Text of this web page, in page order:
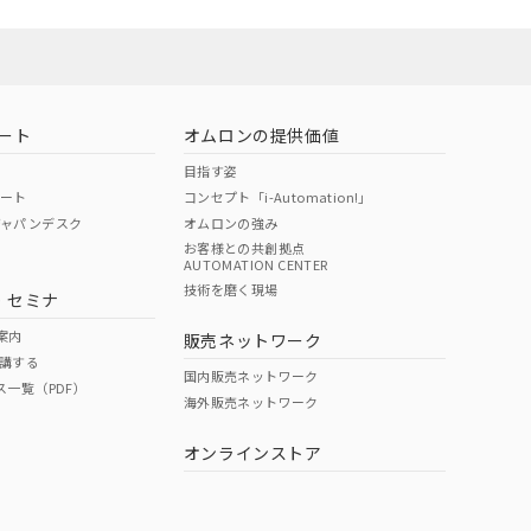
O O
ページへ
ください
ト
ト
パンデスク
セミナ
内
する
覧（PDF）
オムロンの提供価値
目指す姿
コンセプト「i-Automation!」
オムロンの強み
お客様との共創拠点
AUTOMATION CENTER
技術を磨く現場
販売ネットワーク
国内販売ネットワーク
海外販売ネットワーク
オンラインストア